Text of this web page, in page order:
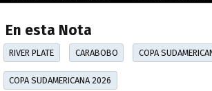
En esta Nota
RIVER PLATE CARABOBO COPA
COPA SUDAMERICANA 2026